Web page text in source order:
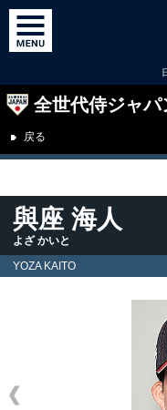
全世代侍ジャパ
戻る
與座 海人
よざ かいと
YOZA KAITO